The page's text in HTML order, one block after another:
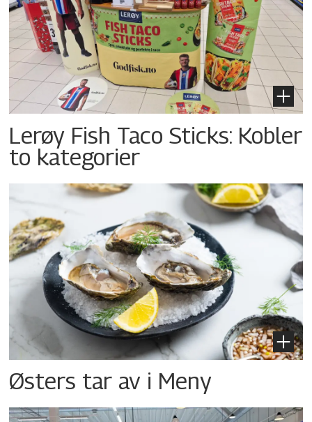
Lerøy Fish Taco Sticks: Kobler
to kategorier
Østers tar av i Meny